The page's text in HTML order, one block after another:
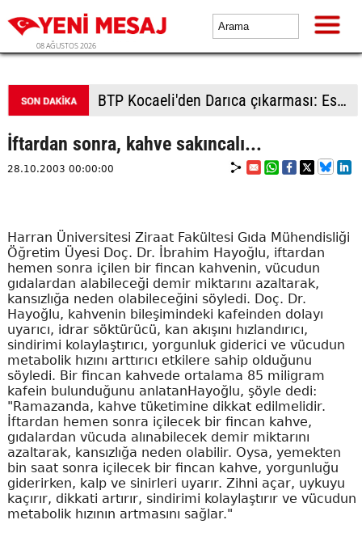
08 AĞUSTOS 2026
BTP Kocaeli'den Darıca çıkarması: Esnaf ve derneklerden yoğun ilgi
İftardan sonra, kahve sakıncalı...
28.10.2003 00:00:00
Harran Üniversitesi Ziraat Fakültesi Gıda Mühendisliği
Öğretim Üyesi Doç. Dr. İbrahim Hayoğlu, iftardan
hemen sonra içilen bir fincan kahvenin, vücudun
gıdalardan alabileceği demir miktarını azaltarak,
kansızlığa neden olabileceğini söyledi. Doç. Dr.
Hayoğlu, kahvenin bileşimindeki kafeinden dolayı
uyarıcı, idrar söktürücü, kan akışını hızlandırıcı,
sindirimi kolaylaştırıcı, yorgunluk giderici ve vücudun
metabolik hızını arttırıcı etkilere sahip olduğunu
söyledi. Bir fincan kahvede ortalama 85 miligram
kafein bulunduğunu anlatanHayoğlu, şöyle dedi:
"Ramazanda, kahve tüketimine dikkat edilmelidir.
İftardan hemen sonra içilecek bir fincan kahve,
gıdalardan vücuda alınabilecek demir miktarını
azaltarak, kansızlığa neden olabilir. Oysa, yemekten
bin saat sonra içilecek bir fincan kahve, yorgunluğu
giderirken, kalp ve sinirleri uyarır. Zihni açar, uykuyu
kaçırır, dikkati artırır, sindirimi kolaylaştırır ve vücudun
metabolik hızının artmasını sağlar."